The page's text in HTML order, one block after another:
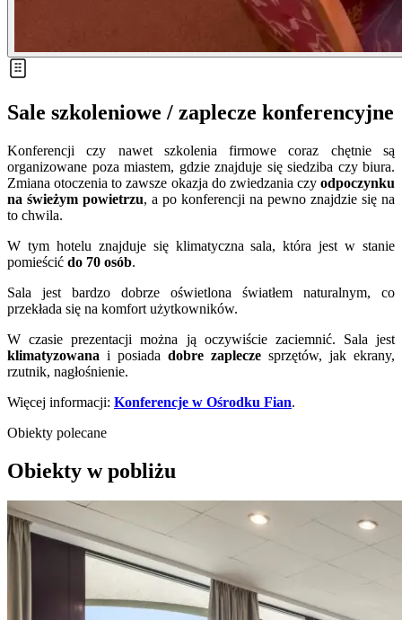
Sale szkoleniowe / zaplecze konferencyjne
Konferencji czy nawet szkolenia firmowe coraz chętnie są
organizowane poza miastem, gdzie znajduje się siedziba czy biura.
Zmiana otoczenia to zawsze okazja do zwiedzania czy odpoczynku
na świeżym powietrzu, a po konferencji na pewno znajdzie się na
to chwila.
W tym hotelu znajduje się klimatyczna sala, która jest w stanie
pomieścić do 70 osób.
Sala jest bardzo dobrze oświetlona światłem naturalnym, co
przekłada się na komfort użytkowników.
W czasie prezentacji można ją oczywiście zaciemnić. Sala jest
klimatyzowana i posiada dobre zaplecze sprzętów, jak ekrany,
rzutnik, nagłośnienie.
Więcej informacji: Konferencje w Ośrodku Fian.
Obiekty polecane
Obiekty w pobliżu